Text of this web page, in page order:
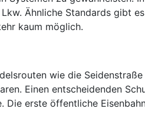
Ähnliche Standards gibt
kaum möglich.
wie die
Einen entscheidenden
erste öffentliche